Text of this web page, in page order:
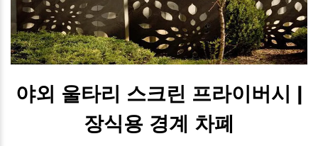
야외 울타리 스크린 프라이버시 |
장식용 경계 차폐